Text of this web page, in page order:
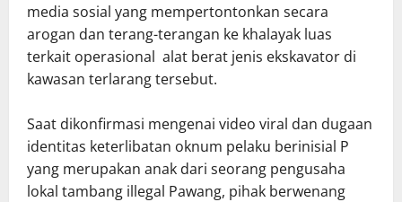
media sosial yang mempertontonkan secara
arogan dan terang-terangan ke khalayak luas
terkait operasional alat berat jenis ekskavator di
kawasan terlarang tersebut.
Saat dikonfirmasi mengenai video viral dan dugaan
identitas keterlibatan oknum pelaku berinisial P
yang merupakan anak dari seorang pengusaha
lokal tambang illegal Pawang, pihak berwenang